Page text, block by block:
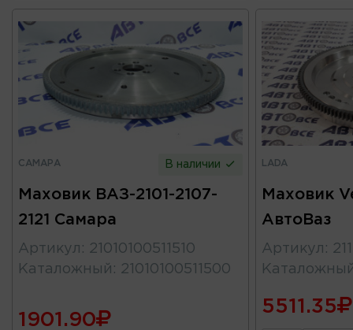
САМАРА В наличии
Маховик ВАЗ-2101-2107-
2121 Самара
Артикул : 21010100511510
Каталожный : 21010100511500
1901.90
LADA
Маховик
АвтоВаз
Артикул :
5511.35